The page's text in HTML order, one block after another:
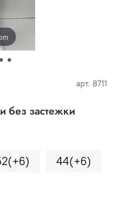
арт. 8711
без застежки
44(+6)